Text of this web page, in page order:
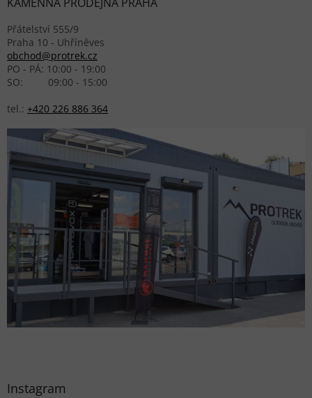
Přátelství 555/9
Praha 10 - Uhříněves
obchod@protrek.cz
PO - PÁ: 10:00 - 19:00
SO: 09:00 - 15:00
tel.: +420 226 886 364
Instagram